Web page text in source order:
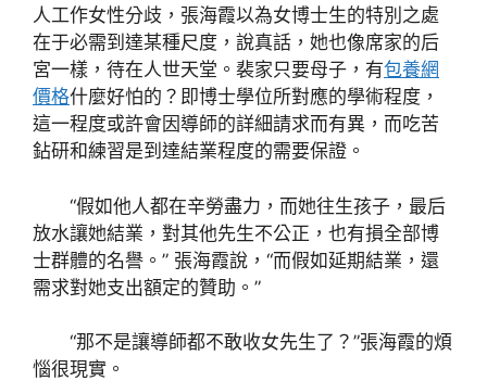
人工作女性分歧，張海霞以為女博士生的特別之處
在于必需到達某種尺度，說真話，她也像席家的后
宮一樣，待在人世天堂。裴家只要母子，有包養網
價格什麼好怕的？即博士學位所對應的學術程度，
這一程度或許會因導師的詳細請求而有異，而吃苦
鉆研和練習是到達結業程度的需要保證。
“假如他人都在辛勞盡力，而她往生孩子，最后
放水讓她結業，對其他先生不公正，也有損全部博
士群體的名譽。” 張海霞說，“而假如延期結業，還
需求對她支出額定的贊助。”
“那不是讓導師都不敢收女先生了？”張海霞的煩
惱很現實。